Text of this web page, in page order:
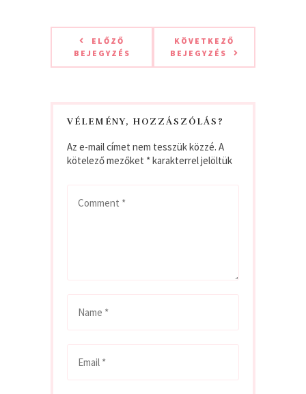
ELŐZŐ
BEJEGYZÉS
KÖVETKEZŐ
BEJEGYZÉS
VÉLEMÉNY, HOZZÁSZÓLÁS?
Az e-mail címet nem tesszük közzé. A
kötelező mezőket *karakterrel jelöltük